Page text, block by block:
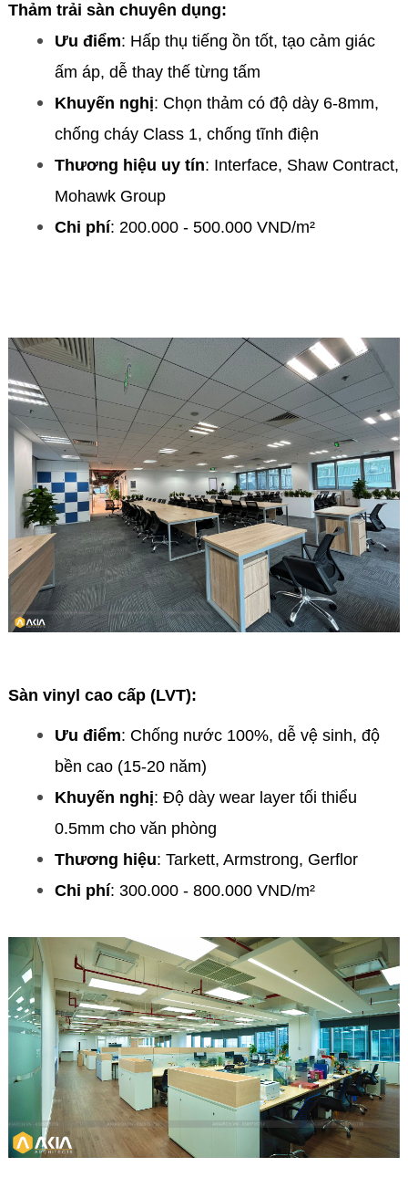
Thảm trải sàn chuyên dụng:
Ưu điểm: Hấp thụ tiếng ồn tốt, tạo cảm giác
ấm áp, dễ thay thế từng tấm
Khuyến nghị: Chọn thảm có độ dày 6-8mm,
chống cháy Class 1, chống tĩnh điện
Thương hiệu uy tín: Interface, Shaw Contract,
Mohawk Group
Chi phí: 200.000 - 500.000 VND/m²
Sàn vinyl cao cấp (LVT):
Ưu điểm: Chống nước 100%, dễ vệ sinh, độ
bền cao (15-20 năm)
Khuyến nghị: Độ dày wear layer tối thiểu
0.5mm cho văn phòng
Thương hiệu: Tarkett, Armstrong, Gerflor
Chi phí: 300.000 - 800.000 VND/m²